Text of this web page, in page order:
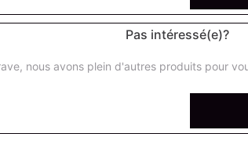
Pide bolognaise
Pas intéressé(e)?
nous avons plein d'autres produits pour